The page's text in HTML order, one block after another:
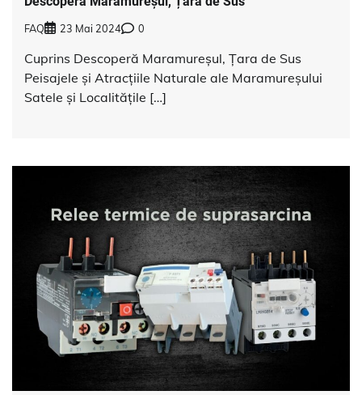
FAQ 23 Mai 2024 0
Cuprins Descoperă Maramureșul, Țara de Sus
Peisajele și Atracțiile Naturale ale Maramureșului
Satele și Localitățile […]